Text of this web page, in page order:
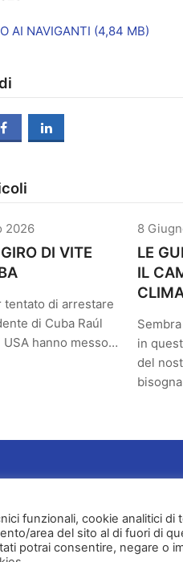
AI NAVIGANTI
facebooklinkedin
2026
DI VITE
tentato di arrestare
di Cuba Raúl
USA hanno messo…
8
LE
IL
in
del
funzionali, cookie analitici
area del sito al di fuori di
potrai consentire, negare o